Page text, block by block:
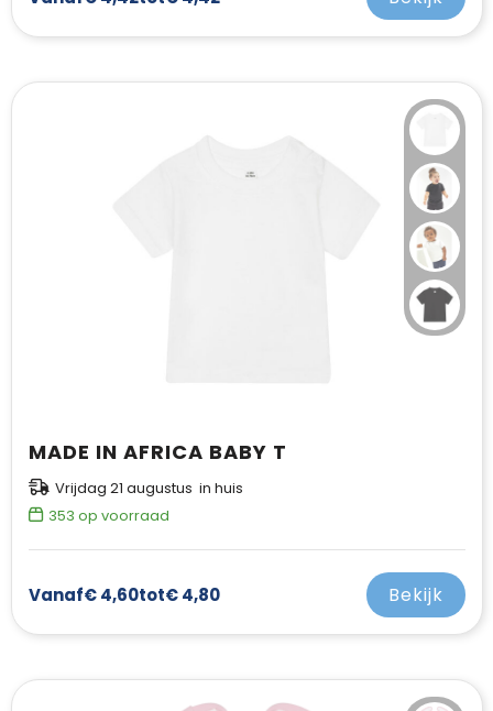
MADE IN AFRICA BABY T
Vrijdag 21 augustus in huis
353 op voorraad
Vanaf€ 4,60tot€ 4,80 Bekijk